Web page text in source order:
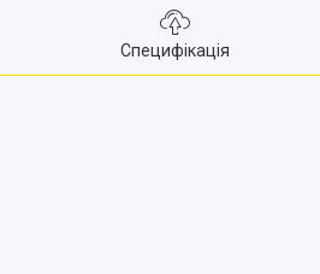
Специфікація